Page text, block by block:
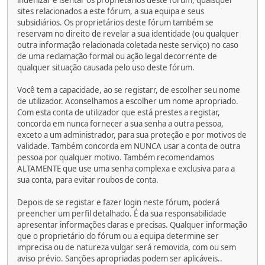
sites relacionados a este fórum, a sua equipa e seus
subsidiários. Os proprietários deste fórum também se
reservam no direito de revelar a sua identidade (ou qualquer
outra informação relacionada coletada neste serviço) no caso
de uma reclamação formal ou ação legal decorrente de
qualquer situação causada pelo uso deste fórum.
Você tem a capacidade, ao se registarr, de escolher seu nome
de utilizador. Aconselhamos a escolher um nome apropriado.
Com esta conta de utilizador que está prestes a registar,
concorda em nunca fornecer a sua senha a outra pessoa,
exceto a um administrador, para sua proteção e por motivos de
validade. Também concorda em NUNCA usar a conta de outra
pessoa por qualquer motivo. Também recomendamos
ALTAMENTE que use uma senha complexa e exclusiva para a
sua conta, para evitar roubos de conta.
Depois de se registar e fazer login neste fórum, poderá
preencher um perfil detalhado. É da sua responsabilidade
apresentar informações claras e precisas. Qualquer informação
que o proprietário do fórum ou a equipa determine ser
imprecisa ou de natureza vulgar será removida, com ou sem
aviso prévio. Sanções apropriadas podem ser aplicáveis..